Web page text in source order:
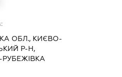
ОБЛ., КИЄВО-
Р-Н,